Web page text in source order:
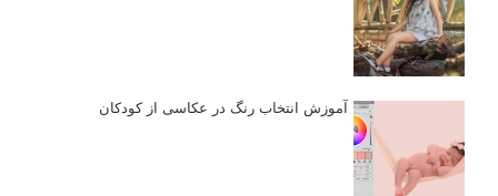
آموزش انتخاب رنگ در عکاسی از کودکان